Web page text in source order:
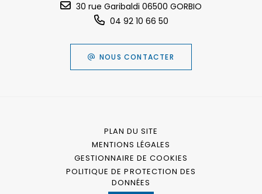
30 rue Garibaldi 06500 GORBIO
04 92 10 66 50
NOUS CONTACTER
PLAN DU SITE
MENTIONS LÉGALES
GESTIONNAIRE DE COOKIES
POLITIQUE DE PROTECTION DES
DONNÉES